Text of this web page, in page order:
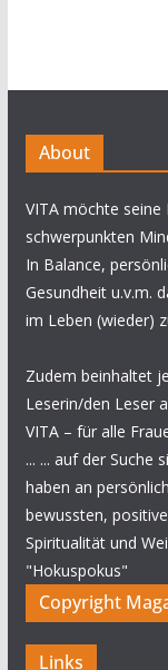
About
VITA möchte
schwerpunkten
In Balance,
Gesundheit u.v.m.
im Leben (wieder)
Zudem beinhaltet
Leserin/den Leser
VITA – für alle
... ... auf der Suche
haben an
bewussten,
Spiritualität und
"Hokuspokus"
Copyright
Links